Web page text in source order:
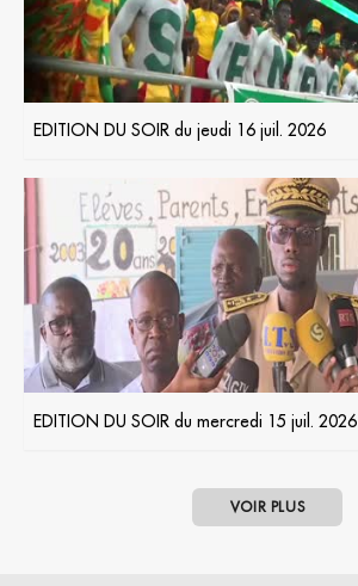
EDITION DU SOIR du jeudi 16 juil. 2026
EDITION DU SOIR du mercredi 15 juil. 2026
VOIR PLUS